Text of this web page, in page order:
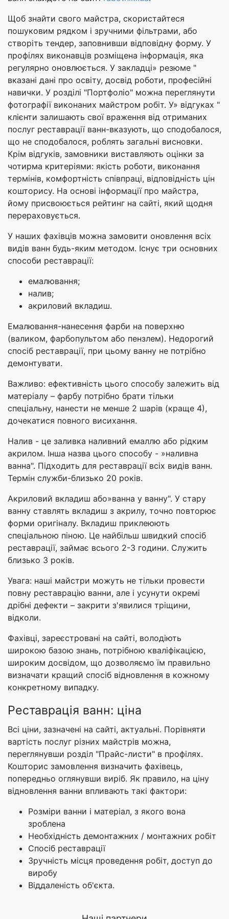
Щоб знайти свого майстра, скористайтеся
пошуковим рядком і зручними фільтрами, або
створіть тендер, заповнивши відповідну форму. У
профілях виконавців розміщена інформація, яка
регулярно оновлюється. У закладці» резюме "
вказані дані про освіту, досвід роботи, професійні
навички. У розділі "Портфоліо" можна переглянути
фотографії виконаних майстром робіт. У» відгуках "
клієнти залишають свої враження від отриманих
послуг реставрації ванн-вказують, що сподобалося,
що не сподобалося, роблять загальні висновки.
Крім відгуків, замовники виставляють оцінки за
чотирма критеріями: якість роботи, виконання
термінів, комфортність співпраці, відповідність цін
кошторису. На основі інформації про майстра,
йому присвоюється рейтинг на сайті, який щодня
перераховується.
У наших фахівців можна замовити оновлення всіх
видів ванн будь-яким методом. Існує три основних
способи реставрації:
емалювання;
налив;
акриловий вкладиш.
Емалювання-нанесення фарби на поверхню
(валиком, фарбопультом або пензлем). Недорогий
спосіб реставрації, при цьому ванну не потрібно
демонтувати.
Важливо: ефективність цього способу залежить від
матеріалу – фарбу потрібно брати тільки
спеціальну, нанести не менше 2 шарів (краще 4),
дочекатися повного висихання.
Налив - це заливка наливний емаллю або рідким
акрилом. Інша назва цього способу - »наливна
ванна". Підходить для реставрації всіх видів ванн.
Термін служби-близько 20 років.
Акриловий вкладиш або»ванна у ванну". У стару
ванну ставлять вкладиш з акрилу, точно повторює
форми оригіналу. Вкладиш приклеюють
спеціальною піною. Це найбільш швидкий спосіб
реставрації, займає всього 2-3 години. Служить
близько 3 років.
Увага: наші майстри можуть не тільки провести
повну реставрацію ванни, але і усунути окремі
дрібні дефекти – закрити з'явилися тріщини,
відколи.
Фахівці, зареєстровані на сайті, володіють
широкою базою знань, потрібною кваліфікацією,
широким досвідом, що дозволяємо їм правильно
визначати кращий спосіб відновлення в кожному
конкретному випадку.
Реставрація ванн: ціна
Всі ціни, зазначені на сайті, актуальні. Порівняти
вартість послуг різних майстрів можна,
переглянувши розділ "Прайс-листи" в профілях.
Кошторис замовлення визначить фахівець,
попередньо оглянувши виріб. Як правило, на ціну
відновлення ванни впливають такі фактори:
Розміри ванни і матеріал, з якого вона
зроблена
Необхідність демонтажних / монтажних робіт
Спосіб реставрації
Зручність місця проведення робіт, доступ до
виробу
Віддаленість об'єкта.